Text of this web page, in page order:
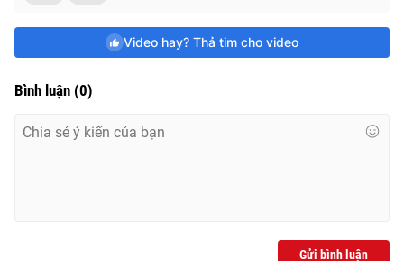
Video hay? Thả tim cho video
Bình luận (0)
Gửi bình luận